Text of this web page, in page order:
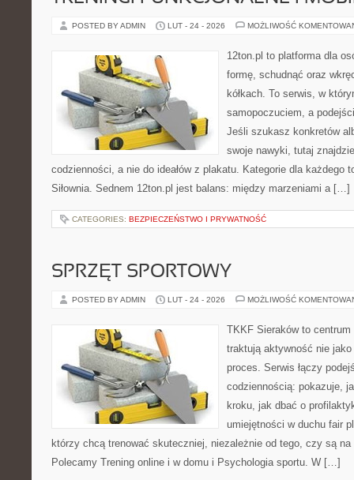
POSTED BY ADMIN LUT - 24 - 2026 MOŻLIWOŚĆ
12ton.pl to platforma dla
formę, schudnąć oraz
kółkach. To serwis, w
samopoczuciem, a
Jeśli szukasz konkretów
swoje nawyki, tutaj
codzienności, a nie do ideałów z plakatu. Kategorie dla każdego
Siłownia. Sednem 12ton.pl jest balans: między marzeniami a […]
CATEGORIES: BEZPIECZEŃSTWO I PRYWATNOŚĆ
SPRZĘT SPORTOWY
POSTED BY ADMIN LUT - 24 - 2026 MOŻLIWOŚĆ
TKKF Sieraków to
traktują aktywność nie
proces. Serwis łączy
codziennością: pokazuje,
kroku, jak dbać o
umiejętności w duchu fair
którzy chcą trenować skuteczniej, niezależnie od tego, czy są na
Polecamy Trening online i w domu i Psychologia sportu. W […]